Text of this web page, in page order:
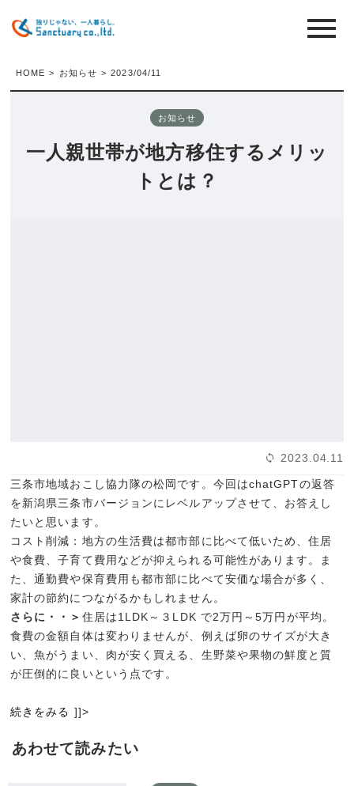
HOME > お知らせ > 2023/04/11
お知らせ
一人親世帯が地方移住するメリッ
トとは？
2023.04.11
三条市地域おこし協力隊の松岡です。今回はchatGPTの返答
を新潟県三条市バージョンにレベルアップさせて、お答えし
たいと思います。
コスト削減：地方の生活費は都市部に比べて低いため、住居
や食費、子育て費用などが抑えられる可能性があります。ま
た、通勤費や保育費用も都市部に比べて安価な場合が多く、
家計の節約につながるかもしれません。
さらに・・＞ 住居は1LDK～３LDK で2万円～5万円が平均。
食費の金額自体は変わりませんが、例えば卵のサイズが大き
い、魚がうまい、肉が安く買える、生野菜や果物の鮮度と質
が圧倒的に良いという点です。
続きをみる ]]>
あわせて読みたい